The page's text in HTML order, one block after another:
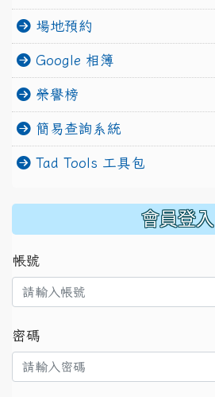
場地預約
Google 相簿
榮譽榜
簡易查詢系統
Tad Tools 工具包
會員登入
帳號
密碼